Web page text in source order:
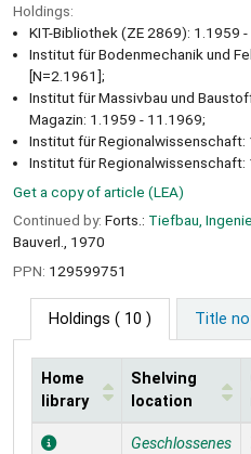
Holdings:
KIT-Bibliothek (ZE 2869): 1.1959
Institut für Bodenmechanik und
[N=2.1961];
Institut für Massivbau und
Magazin: 1.1959 - 11.1969;
Institut für Regionalwissenschaft:
Institut für Regionalwissenschaft:
Get a copy of article (LEA)
Continued by: Forts.: Tiefbau,
Bauverl., 1970
PPN: 129599751
Holdings ( 10 ) Title
Holdings
Home
library
Shelving
location
Geschlossenes